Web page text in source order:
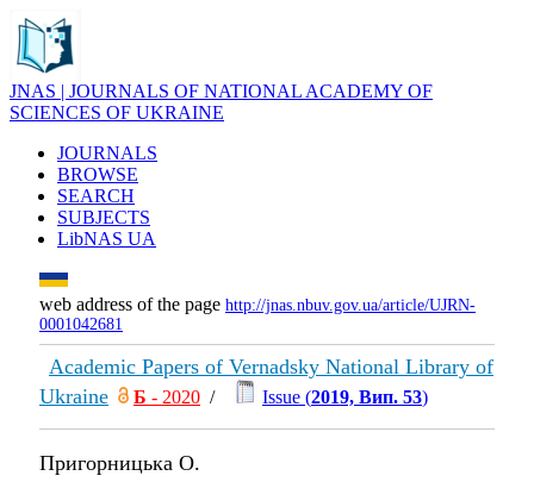
JNAS | JOURNALS OF NATIONAL ACADEMY OF
SCIENCES OF UKRAINE
JOURNALS
BROWSE
SEARCH
SUBJECTS
LibNAS UA
web address of the page http://jnas.nbuv.gov.ua/article/UJRN-
0001042681
Academic Papers of Vernadsky National Library of
Ukraine
Б - 2020 / Issue (2019, Вип. 53)
Пригорницька О.